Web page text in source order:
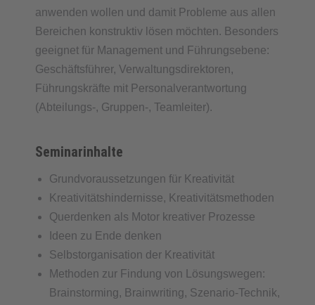
anwenden wollen und damit Probleme aus allen
Bereichen konstruktiv lösen möchten. Besonders
geeignet für Management und Führungsebene:
Geschäftsführer, Verwaltungsdirektoren,
Führungskräfte mit Personalverantwortung
(Abteilungs-, Gruppen-, Teamleiter).
Seminarinhalte
Grundvoraussetzungen für Kreativität
Kreativitätshindernisse, Kreativitätsmethoden
Querdenken als Motor kreativer Prozesse
Ideen zu Ende denken
Selbstorganisation der Kreativität
Methoden zur Findung von Lösungswegen:
Brainstorming, Brainwriting, Szenario-Technik,